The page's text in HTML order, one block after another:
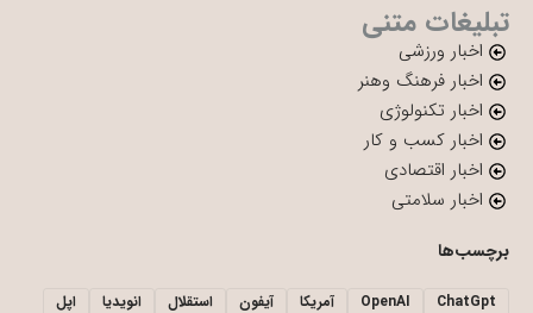
تبلیغات متنی
اخبار ورزشی
اخبار فرهنگ وهنر
اخبار تکنولوژی
اخبار کسب و کار
اخبار اقتصادی
اخبار سلامتی
برچسب‌ها
ChatGpt
OpenAI آمریکا آیفون استقلال انویدیا اپل